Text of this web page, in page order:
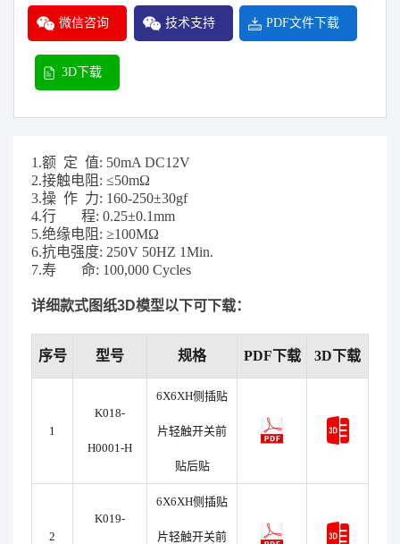
微信咨询 技术支持 PDF文件下载
3D下载
1.额 定 值: 50mA DC12V
2.接触电阻: ≤50mΩ
3.操 作 力: 160-250±30gf
4.行 程: 0.25±0.1mm
5.绝缘电阻: ≥100MΩ
6.抗电强度: 250V 50HZ 1Min.
7.寿 命: 100,000 Cycles
详细款式图纸3D模型以下可下载：
序号 型号 规格 PDF下载 3D下载
1
K018-
H0001-H
6X6XH侧插贴
片轻触开关前
贴后贴
2
K019-
6X6XH侧插贴
片轻触开关前